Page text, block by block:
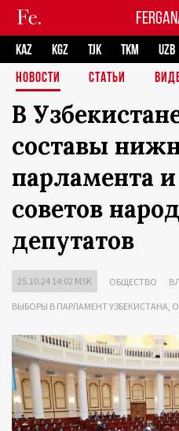
KAZ KGZ TJK TKM UZB
НОВОСТИ
СТАТЬИ
В
составы
парламента
советов
депутатов
25.10.24 14:02 MSK ОБЩЕСТВО
ВЫБОРЫ В ПАРЛАМЕНТ УЗБЕКИСТАНА,